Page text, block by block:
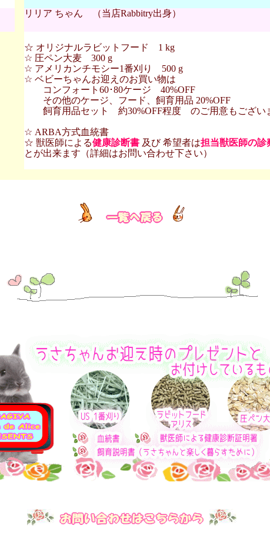
リリア ちゃん （当店Rabbitry出身）
☆ オリジナルラビットフード 1 kg
☆ 圧ペン大麦 300 g
☆ アメリカンチモシー1番刈り 500 g
☆ ベビーちゃんお迎えのお買い物は
コンフォート60･80ケージ 40%OFF
その他のケージ、フード、飼育用品 20%OFF
飼育用品セット 約30%OFF程度 のご用意もござい
☆ ARBA方式血統書
☆ 獣医師による健康診断書及び 希望者は担当獣医師の診
とが出来ます（詳細はお問い合わせ下さい）